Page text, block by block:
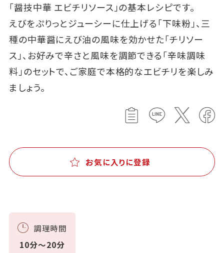
「醤技中華 エビチリソース」の基本レシピです。
えびをぷりっとジューシーに仕上げる「下味粉」、三
種の中華醤にえび油の風味を効かせた「チリソー
ス」、お好みで辛さと風味を調節できる「辛味調味
料」のセットで、ご家庭で本格的なエビチリを楽しみ
ましょう。
お気に入りに登録
調理時間
10分～20分